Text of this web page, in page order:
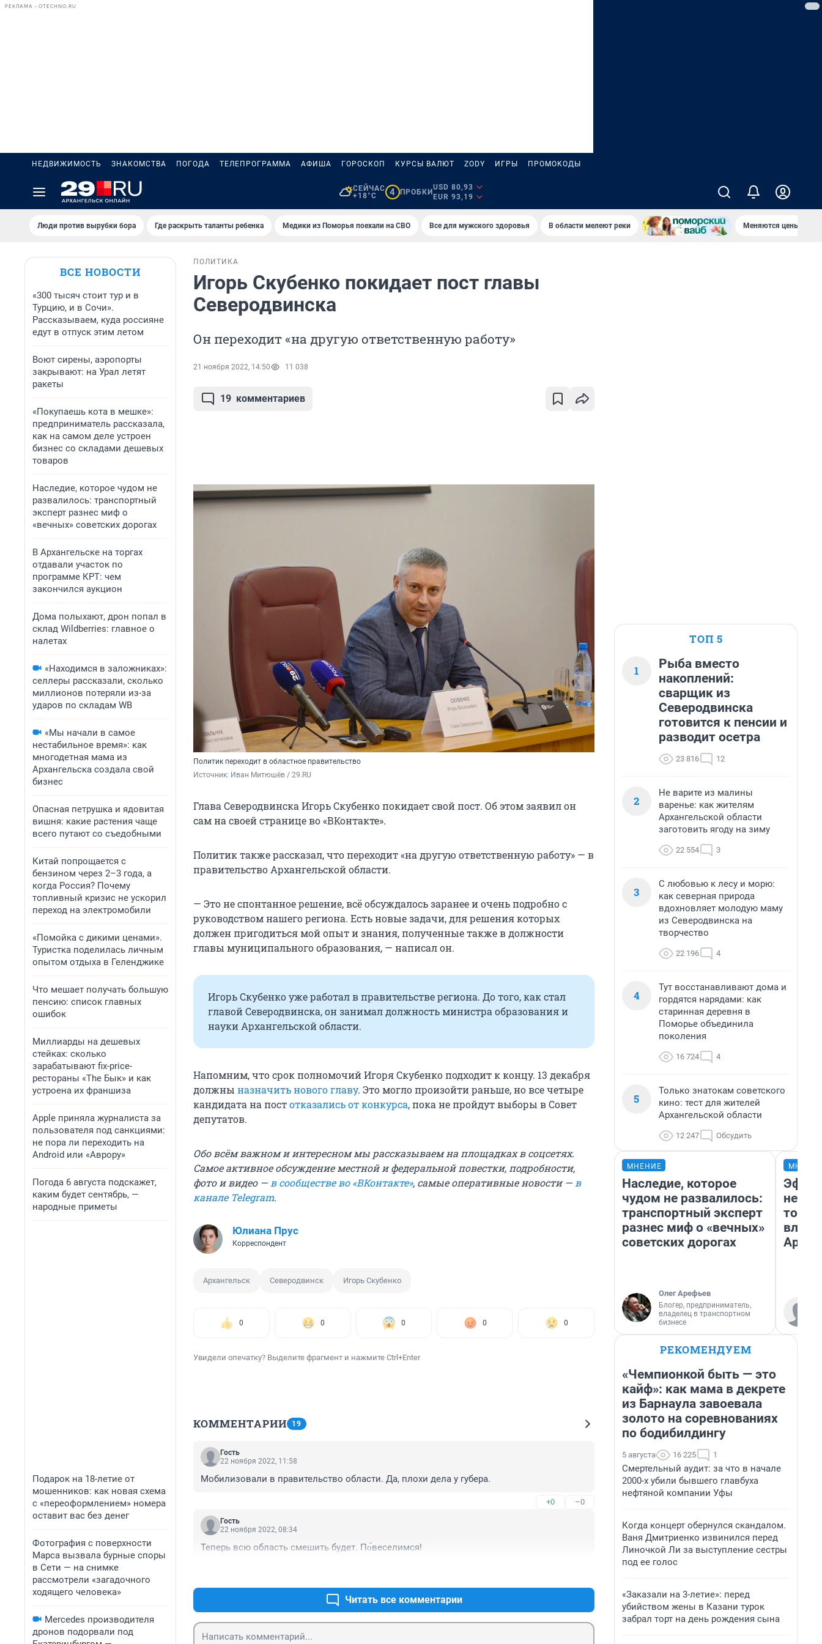
РЕКЛАМА • OTECHNO.RU
НЕДВИЖИМОСТЬ ЗНАКОМСТВА ПОГОДА ТЕЛЕПРОГРАММА АФИША ГОРОСКОП КУРСЫ ВАЛЮТ ZODY ИГРЫ ПРОМОКОДЫ
СЕЙЧАС
+18°C
4 ПРОБКИ
USD 80,93
EUR 93,19
Люди против вырубки бора Где раскрыть таланты ребенка Медики из Поморья поехали на СВО Все для мужского здоровья В области мелеют реки Меняются цены в
ВСЕ НОВОСТИ
«300 тысяч стоит тур и в
Турцию, и в Сочи».
Рассказываем, куда россияне
едут в отпуск этим летом
Воют сирены, аэропорты
закрывают: на Урал летят
ракеты
«Покупаешь кота в мешке»:
предприниматель рассказала,
как на самом деле устроен
бизнес со складами дешевых
товаров
Наследие, которое чудом не
развалилось: транспортный
эксперт разнес миф о
«вечных» советских дорогах
В Архангельске на торгах
отдавали участок по
программе КРТ: чем
закончился аукцион
Дома полыхают, дрон попал в
склад Wildberries: главное о
налетах
«Находимся в заложниках»:
селлеры рассказали, сколько
миллионов потеряли из-за
ударов по складам WB
«Мы начали в самое
нестабильное время»: как
многодетная мама из
Архангельска создала свой
бизнес
Опасная петрушка и ядовитая
вишня: какие растения чаще
всего путают со съедобными
Китай попрощается с
бензином через 2–3 года, а
когда Россия? Почему
топливный кризис не ускорил
переход на электромобили
«Помойка с дикими ценами».
Туристка поделилась личным
опытом отдыха в Геленджике
Что мешает получать большую
пенсию: список главных
ошибок
Миллиарды на дешевых
стейках: сколько
зарабатывают fix-price-
рестораны «The Бык» и как
устроена их франшиза
Apple приняла журналиста за
пользователя под санкциями:
не пора ли переходить на
Android или «Аврору»
Погода 6 августа подскажет,
каким будет сентябрь, —
народные приметы
Подарок на 18-летие от
мошенников: как новая схема
с «переоформлением» номера
оставит вас без денег
Фотография с поверхности
Марса вызвала бурные споры
в Сети — на снимке
рассмотрели «загадочного
ходящего человека»
Mercedes производителя
дронов подорвали под
ПОЛИТИКА
Игорь Скубенко покидает пост главы
Северодвинска
Он переходит «на другую ответственную работу»
21 ноября 2022, 14:50 11 038
19 комментариев
Политик переходит в областное правительство
Источник: Иван Митюшёв / 29.RU
Глава Северодвинска Игорь Скубенко покидает свой пост. Об этом заявил он
сам на своей странице во «ВКонтакте».
Политик также рассказал, что переходит «на другую ответственную работу» — в
правительство Архангельской области.
— Это не спонтанное решение, всё обсуждалось заранее и очень подробно с
руководством нашего региона. Есть новые задачи, для решения которых
должен пригодиться мой опыт и знания, полученные также в должности
главы муниципального образования, — написал он.
Игорь Скубенко уже работал в правительстве региона. До того, как стал
главой Северодвинска, он занимал должность министра образования и
науки Архангельской области.
Напомним, что срок полномочий Игоря Скубенко подходит к концу. 13 декабря
должны назначить нового главу. Это могло произойти раньше, но все четыре
кандидата на постотказались от конкурса, пока не пройдут выборы в Совет
депутатов.
Обо всём важном и интересном мы рассказываем на площадках в соцсетях.
Самое активное обсуждение местной и федеральной повестки, подробности,
фото и видео — в сообществе во «ВКонтакте», самые оперативные новости — в
канале Telegram.
Юлиана Прус
Корреспондент
Архангельск Северодвинск Игорь Скубенко
0 0 0 0 0
Увидели опечатку? Выделите фрагмент и нажмите Ctrl+Enter
КОММЕНТАРИИ 19
Гость
22 ноября 2022, 11:58
Мобилизовали в правительство области. Да, плохи дела у губера.
+0 –0
Гость
22 ноября 2022, 08:34
Теперь всю область смешить будет. По́веселимся!
Читать все комментарии
ТОП 5
1
Рыба вместо
накоплений:
сварщик из
Северодвинска
готовится к пенсии и
разводит осетра
23 816 12
2
Не варите из малины
варенье: как жителям
Архангельской области
заготовить ягоду на зиму
22 554 3
3
С любовью к лесу и морю:
как северная природа
вдохновляет молодую маму
из Северодвинска на
творчество
22 196 4
4
Тут восстанавливают дома и
гордятся нарядами: как
старинная деревня в
Поморье объединила
поколения
16 724 4
5
Только знатокам советского
кино: тест для жителей
Архангельской области
12 247 Обсудить
МНЕНИЕ
Наследие, которое
чудом не развалилось:
транспортный эксперт
разнес миф о «вечных»
советских дорогах
Олег Арефьев
Блогер, предприниматель,
владелец в транспортном
бизнесе
не
РЕКОМЕНДУЕМ
«Чемпионкой быть — это
кайф»: как мама в декрете
из Барнаула завоевала
золото на соревнованиях
по бодибилдингу
5 августа 16 225 1
Смертельный аудит: за что в начале
2000-х убили бывшего главбуха
нефтяной компании Уфы
Когда концерт обернулся скандалом.
Ваня Дмитриенко извинился перед
Линочкой Ли за выступление сестры
под ее голос
«Заказали на 3-летие»: перед
убийством жены в Казани турок
забрал торт на день рождения сына